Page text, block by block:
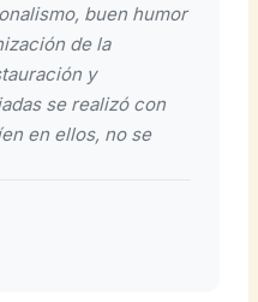
buen humor
de la
y
se realizó con
en ellos, no se